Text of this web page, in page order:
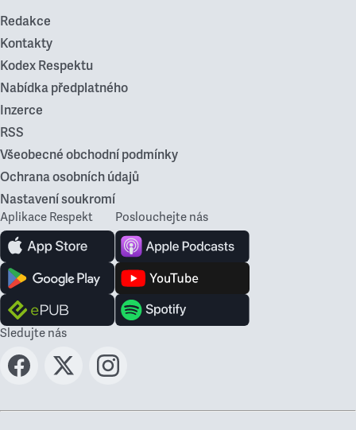
Redakce
Kontakty
Kodex Respektu
Nabídka předplatného
Inzerce
RSS
Všeobecné obchodní podmínky
Ochrana osobních údajů
Nastavení soukromí
Aplikace Respekt Poslouchejte nás
Sledujte nás